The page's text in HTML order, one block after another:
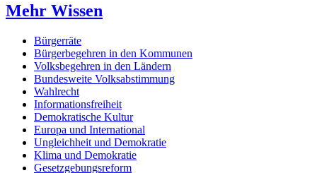
Mehr Wissen
Bürgerräte
Bürgerbegehren in den Kommunen
Volksbegehren in den Ländern
Bundesweite Volksabstimmung
Wahlrecht
Informationsfreiheit
Demokratische Kultur
Europa und International
Ungleichheit und Demokratie
Klima und Demokratie
Gesetzgebungsreform